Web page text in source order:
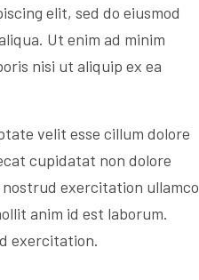
elit, sed do eiusmod
Ut enim ad minim
nisi ut aliquip ex ea
velit esse cillum dolore
cupidatat non dolore
nostrud exercitation ullamco
anim id est laborum.
exercitation.